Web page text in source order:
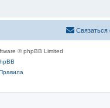
Связаться
© phpBB Limited